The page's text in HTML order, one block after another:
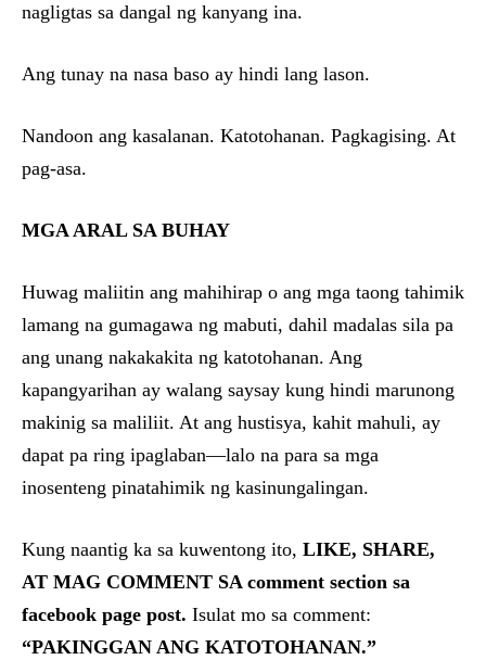
nagligtas sa dangal ng kanyang ina.
Ang tunay na nasa baso ay hindi lang lason.
Nandoon ang kasalanan. Katotohanan. Pagkagising. At
pag-asa.
MGA ARAL SA BUHAY
Huwag maliitin ang mahihirap o ang mga taong tahimik
lamang na gumagawa ng mabuti, dahil madalas sila pa
ang unang nakakakita ng katotohanan. Ang
kapangyarihan ay walang saysay kung hindi marunong
makinig sa maliliit. At ang hustisya, kahit mahuli, ay
dapat pa ring ipaglaban—lalo na para sa mga
inosenteng pinatahimik ng kasinungalingan.
Kung naantig ka sa kuwentong ito, LIKE, SHARE,
AT MAG COMMENT SA comment section sa
facebook page post. Isulat mo sa comment:
“PAKINGGAN ANG KATOTOHANAN.”